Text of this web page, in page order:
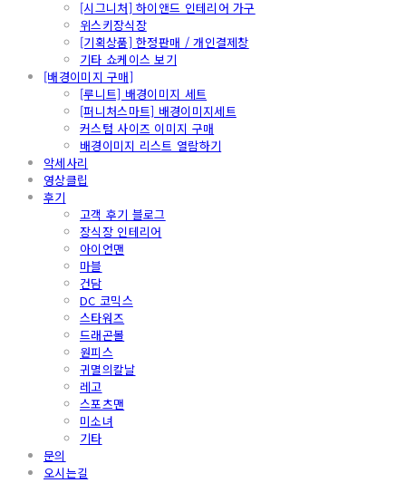
[시그니처] 하이앤드 인테리어 가구
위스키장식장
[기획상품] 한정판매 / 개인결제창
기타 쇼케이스 보기
[배경이미지 구매]
[루니트] 배경이미지 세트
[퍼니처스마트] 배경이미지세트
커스텀 사이즈 이미지 구매
배경이미지 리스트 열람하기
악세사리
영상클립
후기
고객 후기 블로그
장식장 인테리어
아이언맨
마블
건담
DC 코믹스
스타워즈
드래곤볼
원피스
귀멸의칼날
레고
스포츠맨
미소녀
기타
문의
오시는길